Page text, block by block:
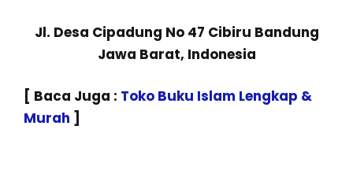
Jl. Desa Cipadung No 47 Cibiru Bandung
Jawa Barat, Indonesia
[ Baca Juga : Toko Buku Islam Lengkap &
Murah ]